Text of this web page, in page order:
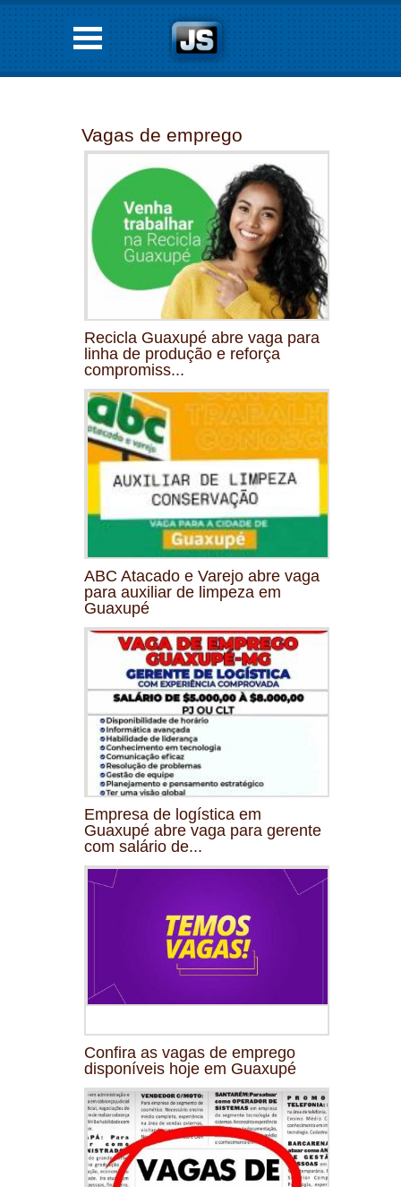
Vagas de emprego
Recicla Guaxupé abre vaga para
linha de produção e reforça
compromiss...
ABC Atacado e Varejo abre vaga
para auxiliar de limpeza em
Guaxupé
Empresa de logística em
Guaxupé abre vaga para gerente
com salário de...
Confira as vagas de emprego
disponíveis hoje em Guaxupé